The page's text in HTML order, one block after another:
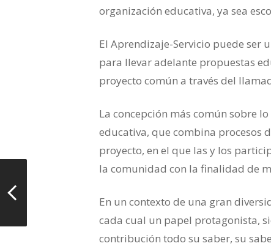
organización educativa, ya sea
El Aprendizaje-Servicio puede ser
para llevar adelante propuestas
proyecto común a través del
La concepción más común sobre
educativa, que combina procesos
proyecto, en el que las y los
la comunidad con la finalidad de
En un contexto de una gran
cada cual un papel protagonista,
contribución todo su saber, su